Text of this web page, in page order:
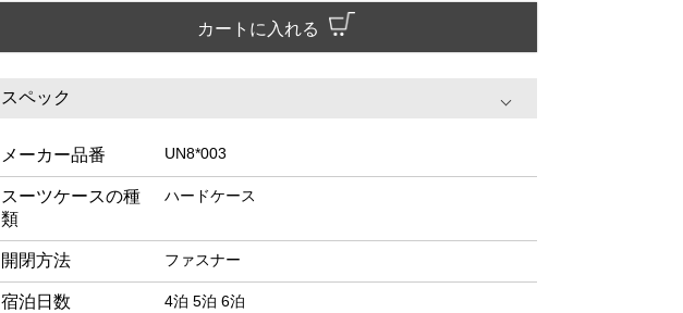
カートに入れる
スペック
メーカー品番 UN8*003
スーツケースの種
類
ハードケース
開閉方法 ファスナー
宿泊日数 4泊 5泊 6泊